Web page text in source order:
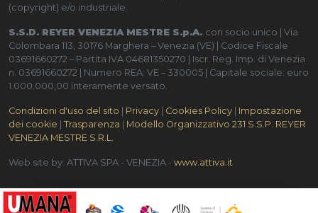
(copyright) e/o industriale.
S.S.D. REYER VENEZIA MESTRE S.p.A. con socio unico | Via
Colombara 113, 30176 Marghera – Venezia (VE) | Codice Fiscale
03691660272 – Partita IVA 04681350270 | Iscr. Reg. Imp. di Venezia
n. 03691660272 | Numero REA: VE – 330005 | Capitale sociale: euro
1.000.000,00 interamente versato.
Condizioni d'uso del sito | Privacy | Cookies Policy | Impostazione
dei cookie | Trasparenza | Modello Organizzativo 231 S.S.P. REYER
VENEZIA MESTRE S.R.L.
Web site by: ATTIVA SPA - VENEZIA - www.attiva.it